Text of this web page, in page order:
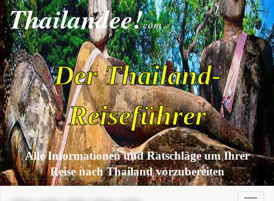
Thailandee!com
Der Thailand-
Reiseführer
Alle Informationen und Ratschläge um Ihrer
Reise nach Thailand vorzubereiten